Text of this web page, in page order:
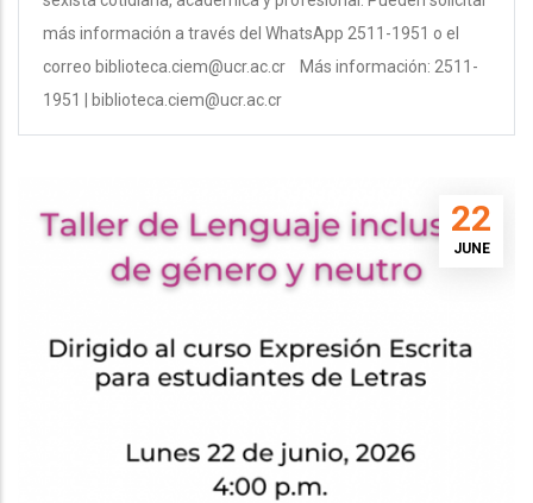
más información a través del WhatsApp 2511-1951 o el
correo biblioteca.ciem@ucr.ac.cr Más información: 2511-
1951 | biblioteca.ciem@ucr.ac.cr
22
JUNE